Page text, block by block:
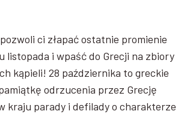
ci złapać ostatnie promienie
listopada i wpaść do Grecji na zbiory
kąpieli! 28 października to greckie
odrzucenia przez Grecję
kraju parady i defilady o charakterze